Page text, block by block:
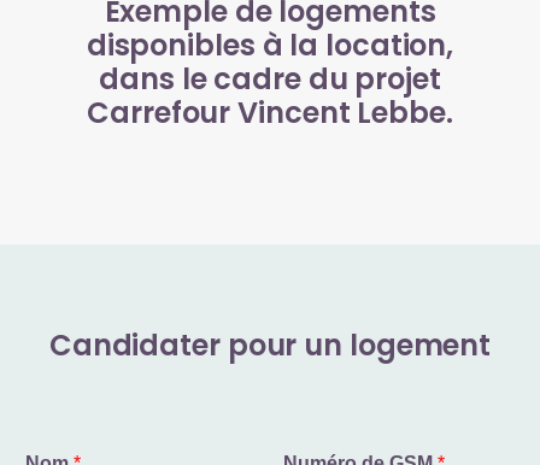
Exemple de logements
disponibles à la location,
dans le cadre du projet
Carrefour Vincent Lebbe.
Candidater pour un logement